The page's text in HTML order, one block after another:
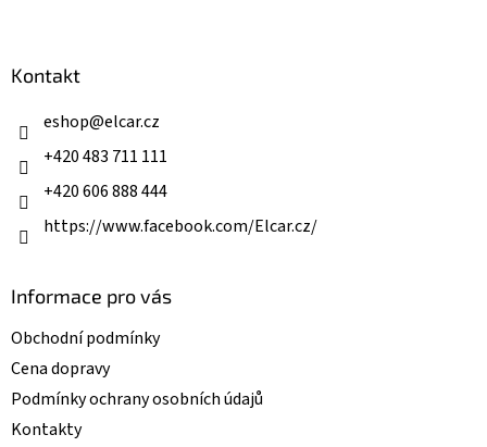
Kontakt
eshop@elcar.cz
+420 483 711 111
+420 606 888 444
https://www.facebook.com/Elcar.cz/
Informace pro vás
Obchodní podmínky
Cena dopravy
Podmínky ochrany osobních údajů
Kontakty